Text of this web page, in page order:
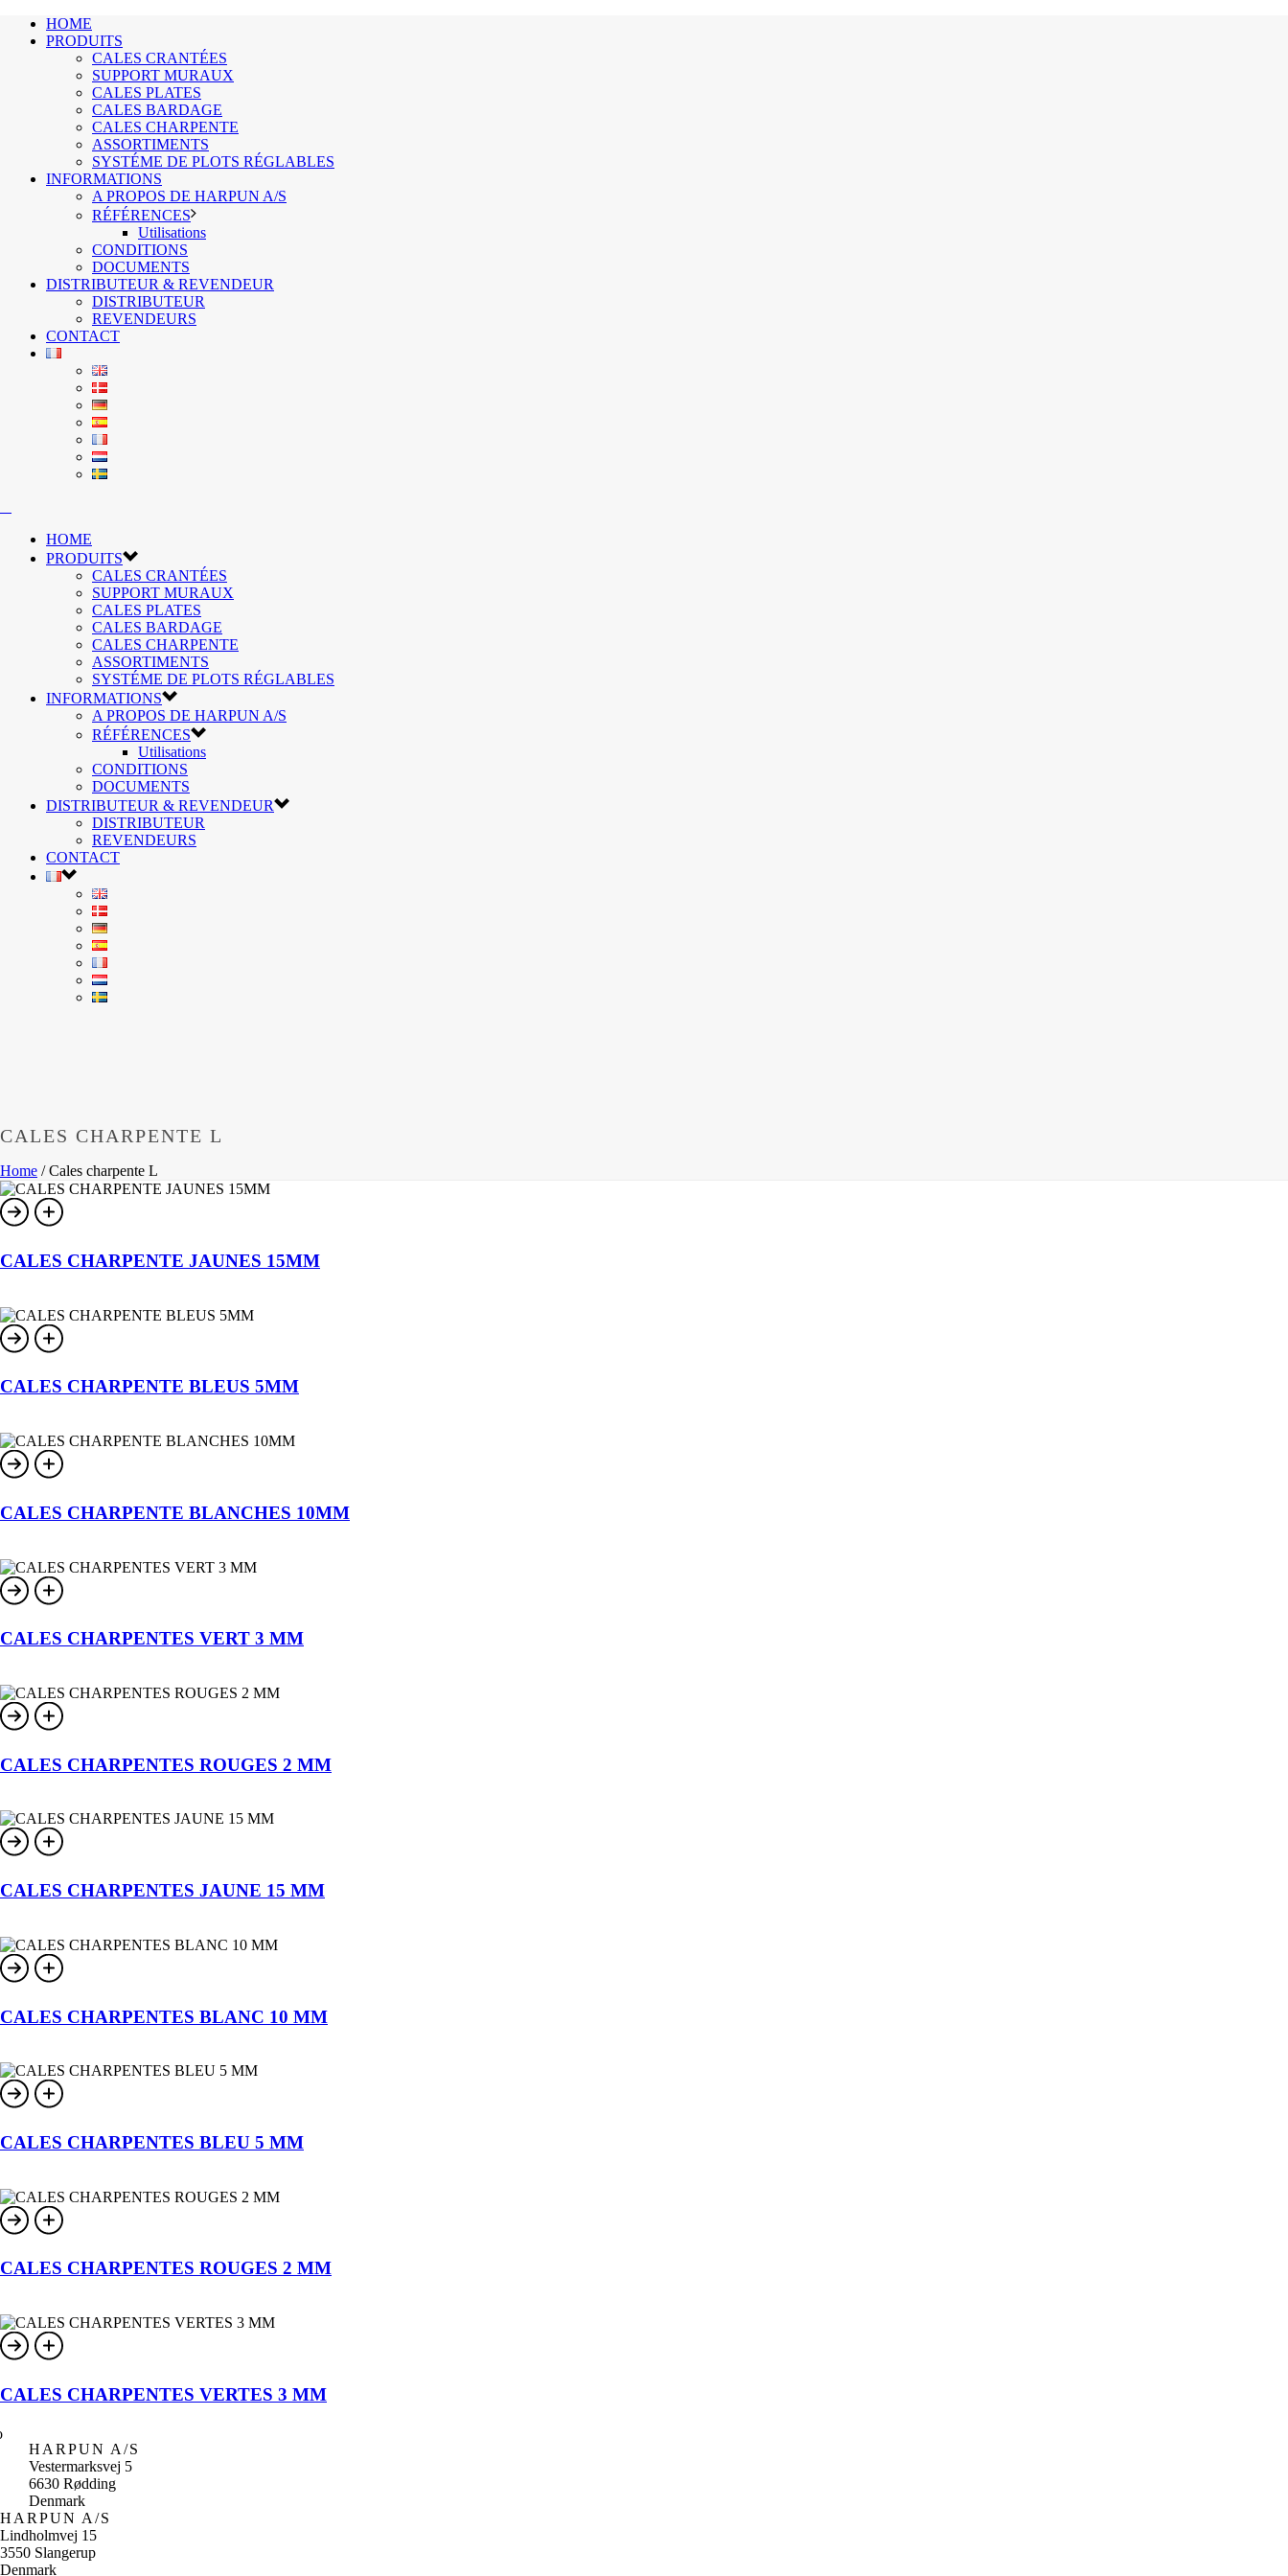
HOME
PRODUITS
CALES CRANTÉES
SUPPORT MURAUX
CALES PLATES
CALES BARDAGE
CALES CHARPENTE
ASSORTIMENTS
SYSTÉME DE PLOTS RÉGLABLES
INFORMATIONS
A PROPOS DE HARPUN A/S
RÉFÉRENCES
Utilisations
CONDITIONS
DOCUMENTS
DISTRIBUTEUR & REVENDEUR
DISTRIBUTEUR
REVENDEURS
CONTACT
HOME
PRODUITS
CALES CRANTÉES
SUPPORT MURAUX
CALES PLATES
CALES BARDAGE
CALES CHARPENTE
ASSORTIMENTS
SYSTÉME DE PLOTS RÉGLABLES
INFORMATIONS
A PROPOS DE HARPUN A/S
RÉFÉRENCES
Utilisations
CONDITIONS
DOCUMENTS
DISTRIBUTEUR & REVENDEUR
DISTRIBUTEUR
REVENDEURS
CONTACT
CALES CHARPENTE L
Home /Cales charpente L
CALES CHARPENTE JAUNES 15MM
CALES CHARPENTE BLEUS 5MM
CALES CHARPENTE BLANCHES 10MM
CALES CHARPENTES VERT 3 MM
CALES CHARPENTES ROUGES 2 MM
CALES CHARPENTES JAUNE 15 MM
CALES CHARPENTES BLANC 10 MM
CALES CHARPENTES BLEU 5 MM
CALES CHARPENTES ROUGES 2 MM
CALES CHARPENTES VERTES 3 MM
HARPUN A/S
Vestermarksvej 5
6630 Rødding
Denmark
HARPUN A/S
Lindholmvej 15
3550 Slangerup
Denmark